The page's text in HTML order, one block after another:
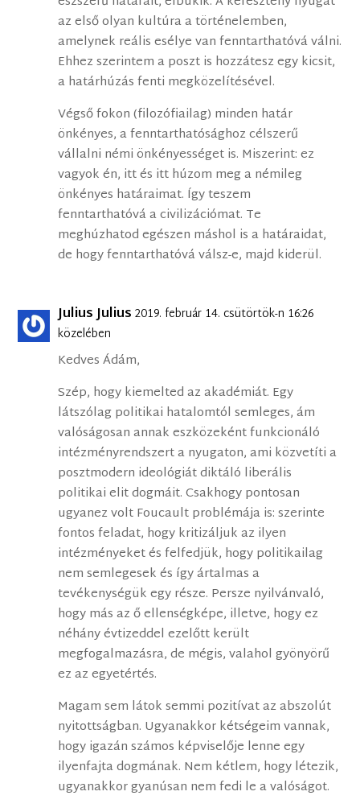
az első olyan kultúra a történelemben,
amelynek reális esélye van fenntarthatóvá válni.
Ehhez szerintem a poszt is hozzátesz egy kicsit,
a határhúzás fenti megközelítésével.
Végső fokon (filozófiailag) minden határ
önkényes, a fenntarthatósághoz célszerű
vállalni némi önkényességet is. Miszerint: ez
vagyok én, itt és itt húzom meg a némileg
önkényes határaimat. Így teszem
fenntarthatóvá a civilizációmat. Te
meghúzhatod egészen máshol is a határaidat,
de hogy fenntarthatóvá válsz-e, majd kiderül.
Julius Julius 2019. február 14. csütörtök-n 16:26
közelében
Kedves Ádám,
Szép, hogy kiemelted az akadémiát. Egy
látszólag politikai hatalomtól semleges, ám
valóságosan annak eszközeként funkcionáló
intézményrendszert a nyugaton, ami közvetíti a
posztmodern ideológiát diktáló liberális
politikai elit dogmáit. Csakhogy pontosan
ugyanez volt Foucault problémája is: szerinte
fontos feladat, hogy kritizáljuk az ilyen
intézményeket és felfedjük, hogy politikailag
nem semlegesek és így ártalmas a
tevékenységük egy része. Persze nyilvánvaló,
hogy más az ő ellenségképe, illetve, hogy ez
néhány évtizeddel ezelőtt került
megfogalmazásra, de mégis, valahol gyönyörű
ez az egyetértés.
Magam sem látok semmi pozitívat az abszolút
nyitottságban. Ugyanakkor kétségeim vannak,
hogy igazán számos képviselője lenne egy
ilyenfajta dogmának. Nem kétlem, hogy létezik,
ugyanakkor gyanúsan nem fedi le a valóságot.